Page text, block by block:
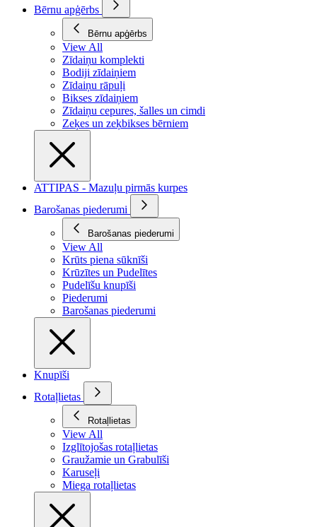
Bērnu apģērbs
Bērnu apģērbs
View All
Zīdaiņu komplekti
Bodiji zīdaiņiem
Zīdaiņu rāpuļi
Bikses zīdaiņiem
Zīdaiņu cepures, šalles un cimdi
Zeķes un zeķbikses bērniem
ATTIPAS - Mazuļu pirmās kurpes
Barošanas piederumi
Barošanas piederumi
View All
Krūts piena sūknīši
Krūzītes un Pudelītes
Pudelīšu knupīši
Piederumi
Barošanas piederumi
Knupīši
Rotaļlietas
Rotaļlietas
View All
Izglītojošas rotaļlietas
Graužamie un Grabulīši
Karuseļi
Miega rotaļlietas